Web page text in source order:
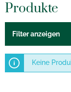
Produkte
Filter anzeigen
Keine